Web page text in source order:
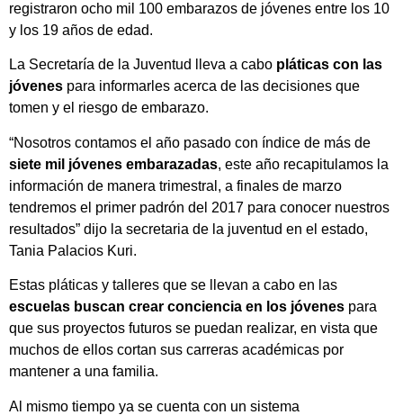
registraron ocho mil 100 embarazos de jóvenes entre los 10
y los 19 años de edad.
La Secretaría de la Juventud lleva a cabo pláticas con las
jóvenes para informarles acerca de las decisiones que
tomen y el riesgo de embarazo.
“Nosotros contamos el año pasado con índice de más de
siete mil jóvenes embarazadas, este año recapitulamos la
información de manera trimestral, a finales de marzo
tendremos el primer padrón del 2017 para conocer nuestros
resultados” dijo la secretaria de la juventud en el estado,
Tania Palacios Kuri.
Estas pláticas y talleres que se llevan a cabo en las
escuelas buscan crear conciencia en los jóvenes para
que sus proyectos futuros se puedan realizar, en vista que
muchos de ellos cortan sus carreras académicas por
mantener a una familia.
Al mismo tiempo ya se cuenta con un sistema